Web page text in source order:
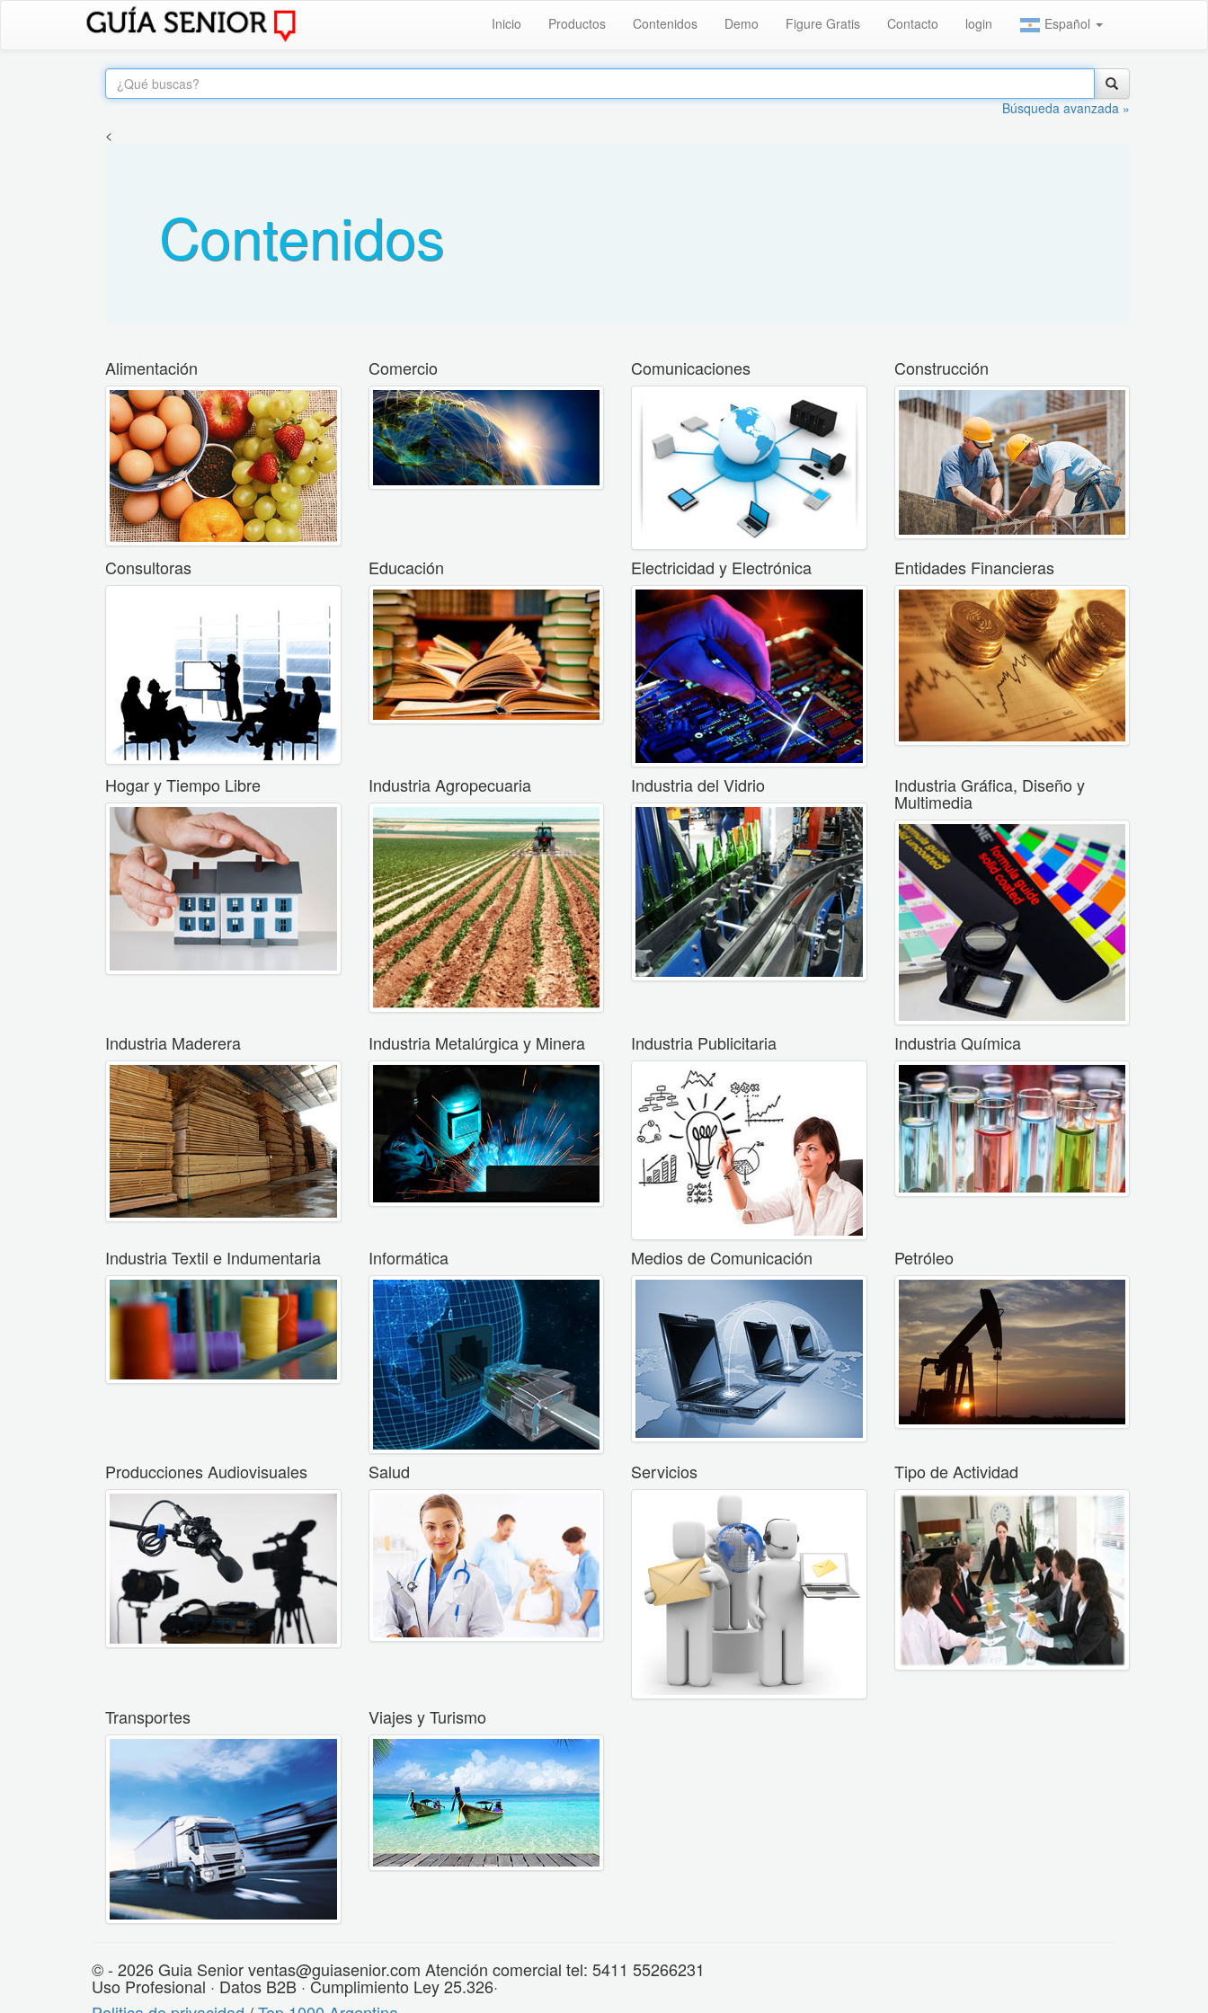
Inicio Productos Contenidos Demo Figure Gratis Contacto login Español
Búsqueda avanzada »
<
Contenidos
Alimentación Comercio Comunicaciones Construcción
Consultoras Educación Electricidad y Electrónica Entidades Financieras
Hogar y Tiempo Libre Industria Agropecuaria Industria del Vidrio Industria Gráfica, Diseño y
Multimedia
Industria Maderera Industria Metalúrgica y Minera Industria Publicitaria Industria Química
Industria Textil e Indumentaria Informática Medios de Comunicación Petróleo
Producciones Audiovisuales Salud Servicios Tipo de Actividad
Transportes Viajes y Turismo
© - 2026 Guia Senior ventas@guiasenior.com Atención comercial tel: 5411 55266231
Uso Profesional · Datos B2B · Cumplimiento Ley 25.326·